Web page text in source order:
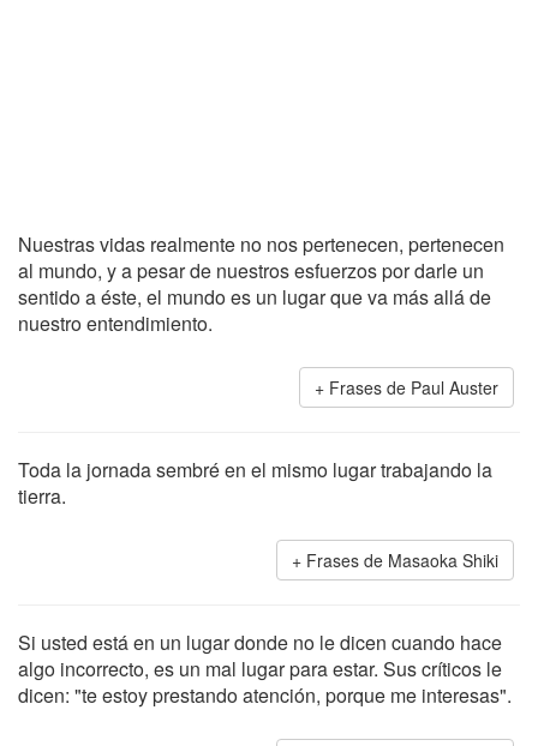
Nuestras vidas realmente no nos pertenecen, pertenecen
al mundo, y a pesar de nuestros esfuerzos por darle un
sentido a éste, el mundo es un lugar que va más allá de
nuestro entendimiento.
Frases de Paul Auster
Toda la jornada sembré en el mismo lugar trabajando la
tierra.
Frases de Masaoka Shiki
Si usted está en un lugar donde no le dicen cuando hace
algo incorrecto, es un mal lugar para estar. Sus críticos le
dicen: "te estoy prestando atención, porque me interesas".